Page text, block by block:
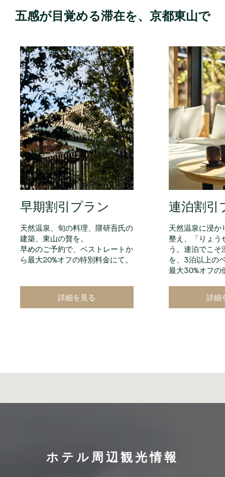
五感が目覚める滞在を、京都東山で
早期割引プラン
天然温泉、旬の料理、隈研吾氏の
建築、東山の贅を。
早めのご予約で、ベストレートか
ら最大20%オフの特別料金にて。
詳細を見る
連泊割引
天然温泉に浸か
整え、「りょう
う。連泊でこそ
を、3泊以上の
最大30%オフの
詳細
ホテル周辺観光情報